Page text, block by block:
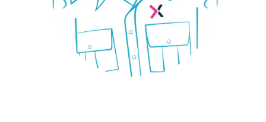
¿Necesitas un seguro?